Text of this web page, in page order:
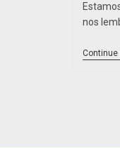
nos
Continue